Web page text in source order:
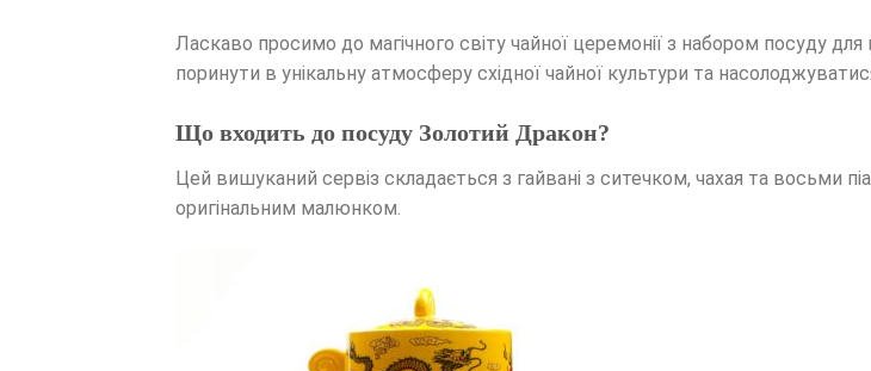
Ласкаво просимо до магічного світу чайної церемонії з набором посуду
поринути в унікальну атмосферу східної чайної культури та
Що входить до посуду Золотий Дракон?
Цей вишуканий сервіз складається з гайвані з ситечком, чахая та восьми
оригінальним малюнком.